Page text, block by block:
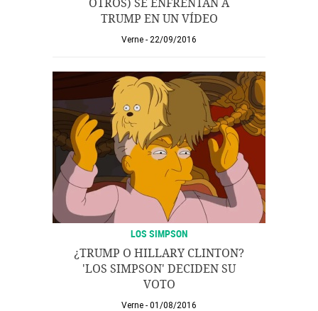
OTROS) SE ENFRENTAN A
TRUMP EN UN VÍDEO
Verne 22/09/2016
LOS SIMPSON
¿TRUMP O HILLARY CLINTON?
'LOS SIMPSON' DECIDEN SU
VOTO
Verne 01/08/2016